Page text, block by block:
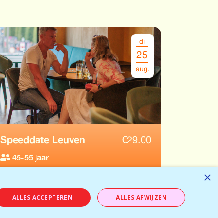
di
25
aug.
Speeddate Leuven €29.00
45-55 jaar
Beschikbaar
×
ALLES ACCEPTEREN ALLES AFWIJZEN